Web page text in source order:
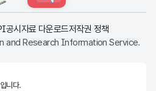
공시자료 다운로드저작권 정책
and Research Information Service.
니다.